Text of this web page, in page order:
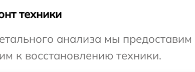
техники
анализа мы
к восстановлению техники.